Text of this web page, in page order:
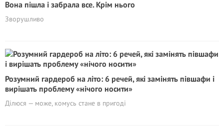
Вона пішла і забрала все. Крім нього
Зворушливо
Розумний гардероб на літо: 6 речей, які замінять півшафи і
вирішать проблему «нічого носити»
Ділюся — може, комусь стане в пригоді